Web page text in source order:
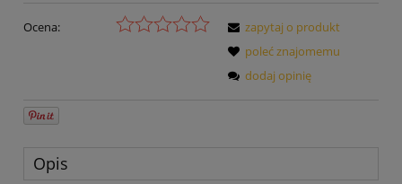
Ocena:
zapytaj o produkt
poleć znajomemu
dodaj opinię
Opis